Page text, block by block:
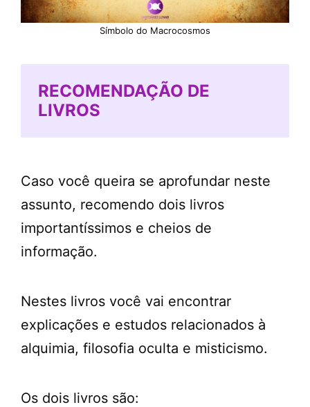
Símbolo do Macrocosmos
RECOMENDAÇÃO DE
LIVROS
Caso você queira se aprofundar neste
assunto, recomendo dois livros
importantíssimos e cheios de
informação.
Nestes livros você vai encontrar
explicações e estudos relacionados à
alquimia, filosofia oculta e misticismo.
Os dois livros são: